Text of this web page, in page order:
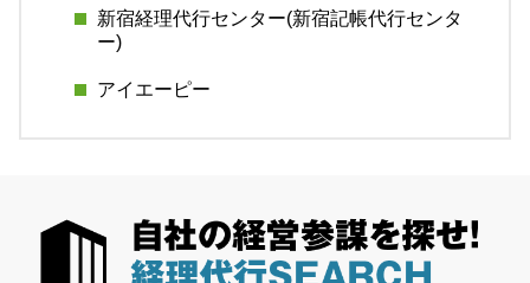
新宿経理代行センター(新宿記帳代行センタ
ー)
アイエーピー